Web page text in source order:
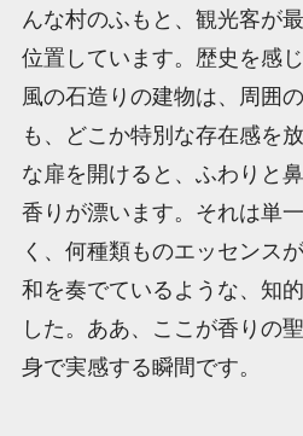
んな村のふもと、観光客が
位置しています。歴史を感
風の石造りの建物は、周囲
も、どこか特別な存在感を
な扉を開けると、ふわりと
香りが漂います。それは単
く、何種類ものエッセンス
和を奏でているような、知
した。ああ、ここが香りの
身で実感する瞬間です。